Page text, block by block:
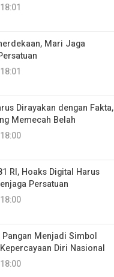
Mari Jaga
Dirayakan dengan Fakta,
Memecah Belah
RI, Hoaks Digital Harus
Persatuan
Pangan Menjadi Simbol
Diri Nasional